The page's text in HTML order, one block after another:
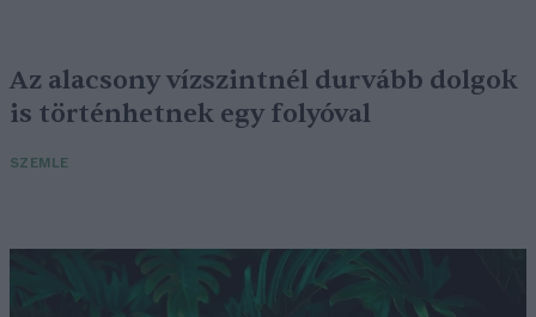
Az alacsony vízszintnél durvább dolgok
is történhetnek egy folyóval
SZEMLE